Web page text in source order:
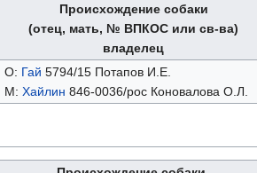
Происхождение собаки
(отец, мать, № ВПКОС или св-ва)
владелец
О: Гай 5794/15 Потапов И.Е.
М: Хайлин 846-0036/рос Коновалова О.Л.